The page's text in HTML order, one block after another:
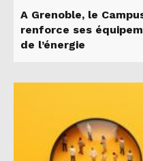
A Grenoble, le
renforce ses
de l’énergie